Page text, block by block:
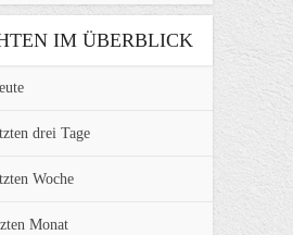
IM ÜBERBLICK
drei Tage
Woche
Monat